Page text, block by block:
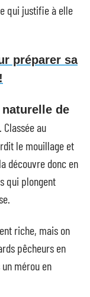
qui justifie à elle
préparer sa
naturelle de
au
le mouillage et
découvre donc en
qui plongent
riche, mais on
pêcheurs en
mérou en